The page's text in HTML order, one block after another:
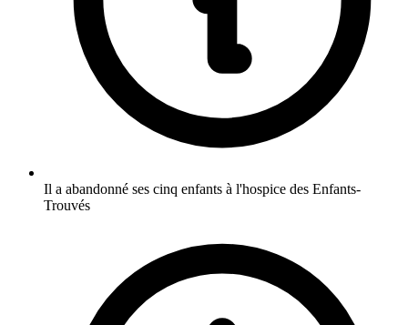
Il a abandonné ses cinq enfants à l'hospice des Enfants-
Trouvés